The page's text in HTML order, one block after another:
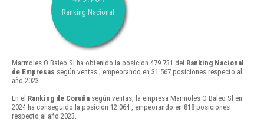
Ranking Nacional
Marmoles O Baleo Sl ha obtenido la posición 479.731 del Ranking Nacional
de Empresas según ventas , empeorando en 31.567 posiciones respecto al
año 2023.
En el Ranking de Coruña según ventas, la empresa Marmoles O Baleo Sl en
2024 ha conseguido la posición 12.064 , empeorando en 818 posiciones
respecto al año 2023.